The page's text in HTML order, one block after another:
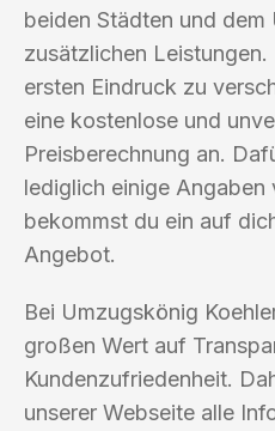
beiden Städten und dem
zusätzlichen
ersten Eindruck zu
eine kostenlose und
Preisberechnung an.
lediglich einige Angaben
bekommst du ein auf
Angebot.
Bei Umzugskönig
großen Wert auf
Kundenzufriedenheit.
unserer Webseite alle